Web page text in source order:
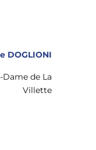
DOGLIONI
de La
Villette